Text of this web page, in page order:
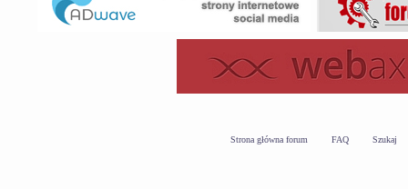
Strona główna forum FAQ Szukaj